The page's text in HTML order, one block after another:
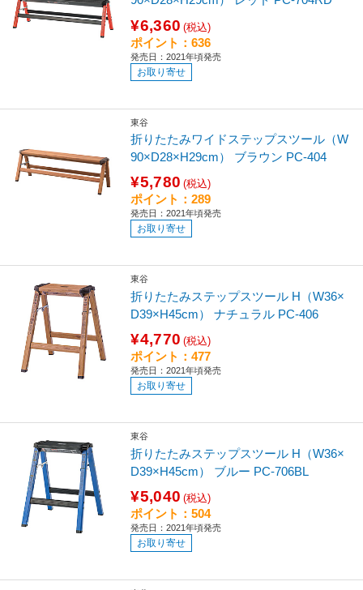
¥6,360 (税込)
ポイント：636
発売日：2021年頃発売
お取り寄せ
東谷
折りたたみワイドステップスツール（W
90×D28×H29cm） ブラウン PC-404
¥5,780 (税込)
ポイント：289
発売日：2021年頃発売
お取り寄せ
東谷
折りたたみステップスツール H（W36×
D39×H45cm） ナチュラル PC-406
¥4,770 (税込)
ポイント：477
発売日：2021年頃発売
お取り寄せ
東谷
折りたたみステップスツール H（W36×
D39×H45cm） ブルー PC-706BL
¥5,040 (税込)
ポイント：504
発売日：2021年頃発売
お取り寄せ